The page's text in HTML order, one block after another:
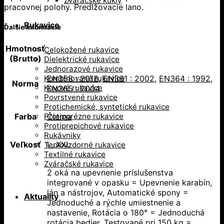
Rukavice
Celokožené rukavice
Dielektrické rukavice
Jednorazové rukavice
Kombinované rukavice
Kovové rukavice
Povrstvené rukavice
Protichemické, syntetické rukavice
Protiporézne rukavice
Protiprepichové rukavice
Rukávniky
Teplovzdorné rukavice
Textilné rukavice
Zváračské rukavice
Aktuality
pracovnej polohy. Predlžovacie lano.
Ďalšie informácie
Hmotnosť
(Brutto)
-
Norma EN358 : 2018,EN361 : 2002, EN364 : 1992,
EN365 : 2004
Farba Čierna
Veľkosť L,XXL
2 oká na upevnenie príslušenstva
integrované v opasku = Upevnenie karabín,
lán a nástrojov, Automatické spony =
Jednoduché a rýchle umiestnenie a
nastavenie, Rotácia o 180° = Jednoduchá